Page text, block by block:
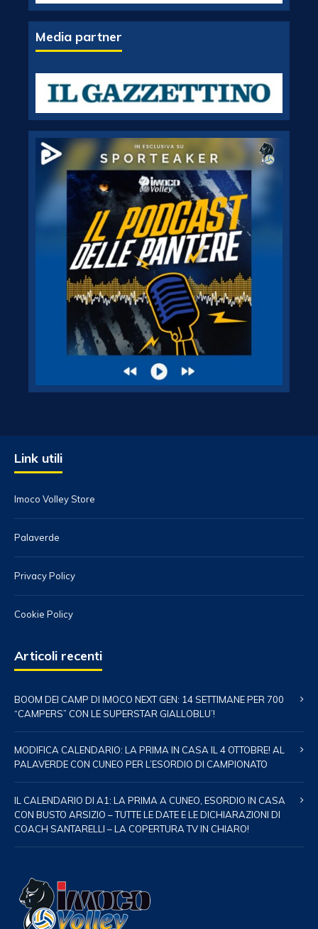
Media partner
Link utili
Imoco Volley Store
Palaverde
Privacy Policy
Cookie Policy
Articoli recenti
BOOM DEI CAMP DI IMOCO NEXT GEN: 14 SETTIMANE PER 700
“CAMPERS” CON LE SUPERSTAR GIALLOBLU’!
MODIFICA CALENDARIO: LA PRIMA IN CASA IL 4 OTTOBRE! AL
PALAVERDE CON CUNEO PER L’ESORDIO DI CAMPIONATO
IL CALENDARIO DI A1: LA PRIMA A CUNEO, ESORDIO IN CASA
CON BUSTO ARSIZIO – TUTTE LE DATE E LE DICHIARAZIONI DI
COACH SANTARELLI – LA COPERTURA TV IN CHIARO!